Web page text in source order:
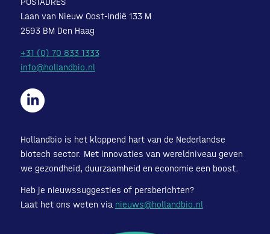
Laan van Nieuw Oost-Indië 133 M
2593 BM Den Haag
+31 (0) 70 833 1333
info@hollandbio.nl
Hollandbio is het kloppend hart van de Nederlandse
biotech sector. Met innovaties van wereldniveau geven
we gezondheid, duurzaamheid en economie een boost.
Heb je nieuwssuggesties of persberichten?
Laat het ons weten via nieuws@hollandbio.nl